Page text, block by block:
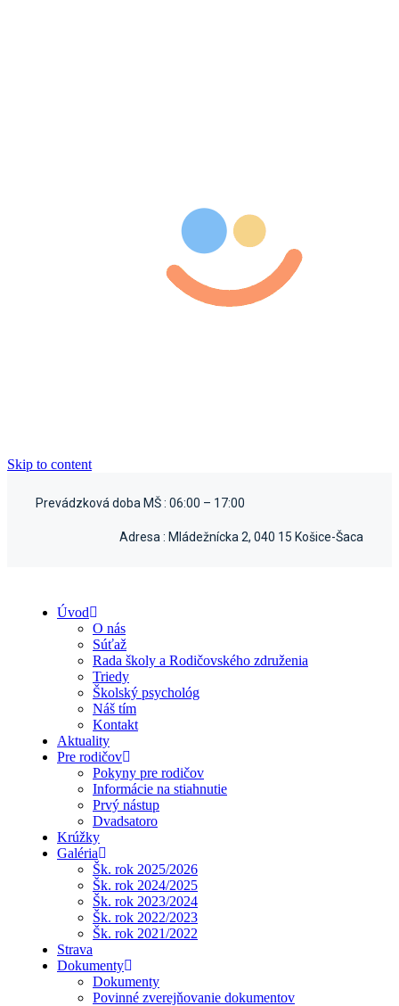
Skip to content
Prevádzková doba MŠ : 06:00 – 17:00
Adresa : Mládežnícka 2, 040 15 Košice-Šaca
Úvod
O nás
Súťaž
Rada školy a Rodičovského združenia
Triedy
Školský psychológ
Náš tím
Kontakt
Aktuality
Pre rodičov
Pokyny pre rodičov
Informácie na stiahnutie
Prvý nástup
Dvadsatoro
Krúžky
Galéria
Šk. rok 2025/2026
Šk. rok 2024/2025
Šk. rok 2023/2024
Šk. rok 2022/2023
Šk. rok 2021/2022
Strava
Dokumenty
Dokumenty
Povinné zverejňovanie dokumentov